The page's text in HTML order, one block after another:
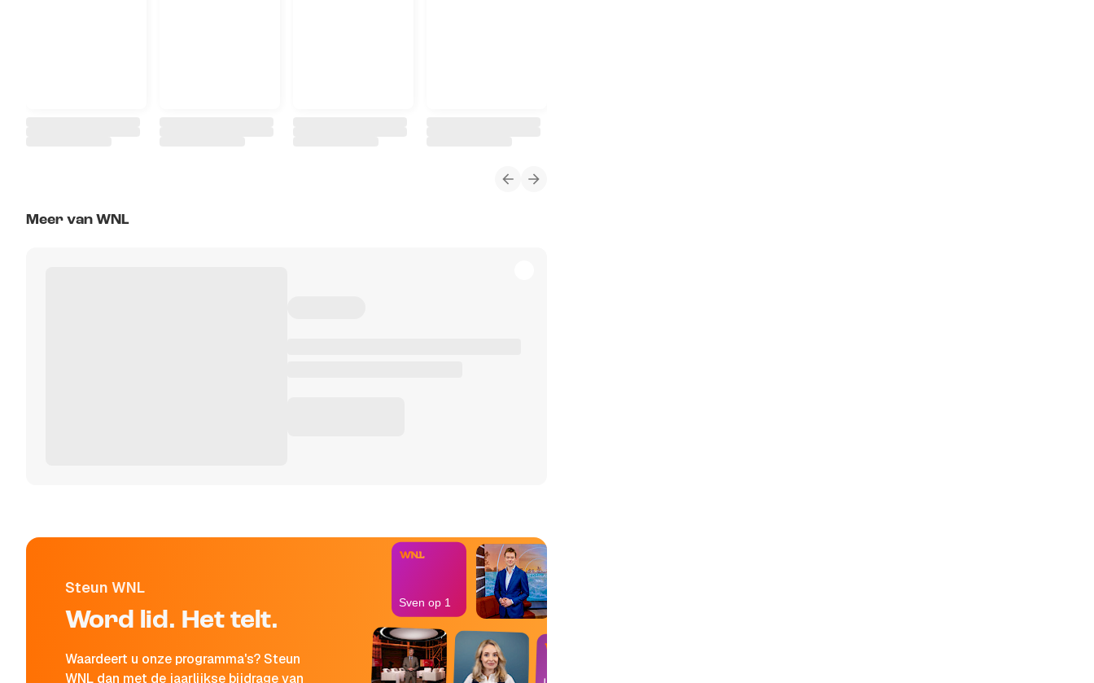
Meer van WNL
Steun WNL
Word lid. Het telt.
Waardeert u onze programma's? Steun
WNL dan met de jaarlijkse bijdrage van
Sven op 1